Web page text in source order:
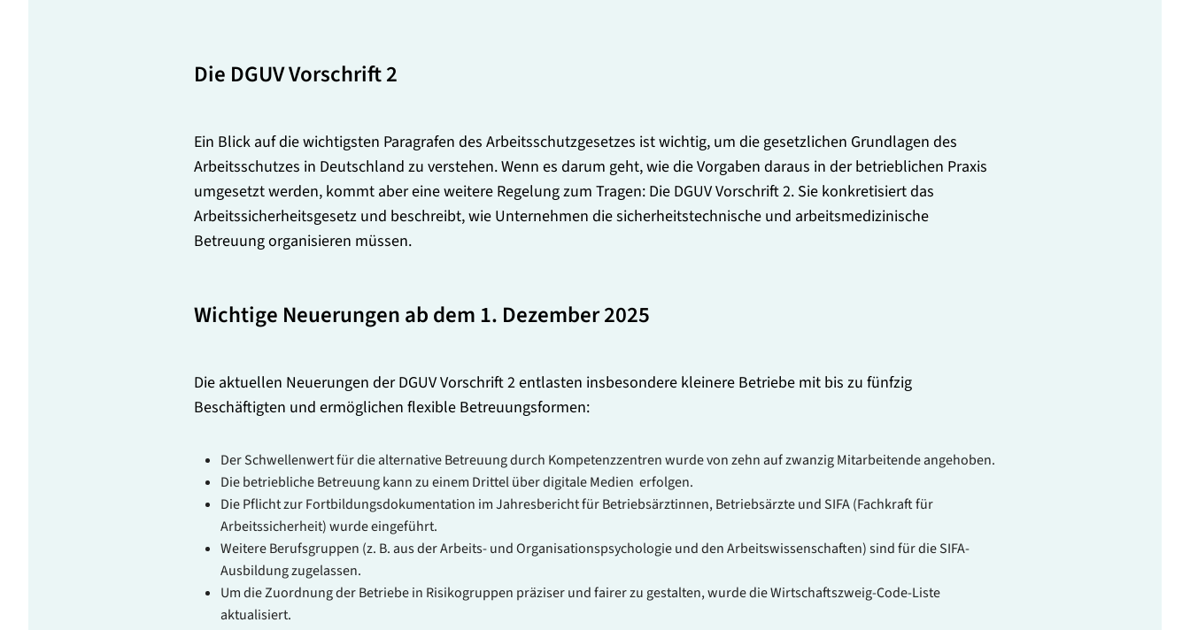
Die DGUV Vorschrift 2
Ein Blick auf die wichtigsten Paragrafen des Arbeitsschutzgesetzes ist wichtig, um die gesetzlichen Grundlagen des
Arbeitsschutzes in Deutschland zu verstehen. Wenn es darum geht, wie die Vorgaben daraus in der betrieblichen Praxis
umgesetzt werden, kommt aber eine weitere Regelung zum Tragen: Die DGUV Vorschrift 2. Sie konkretisiert das
Arbeitssicherheitsgesetz und beschreibt, wie Unternehmen die sicherheitstechnische und arbeitsmedizinische
Betreuung organisieren müssen.
Wichtige Neuerungen ab dem 1. Dezember 2025
Die aktuellen Neuerungen der DGUV Vorschrift 2 entlasten insbesondere kleinere Betriebe mit bis zu fünfzig
Beschäftigten und ermöglichen flexible Betreuungsformen:
Der Schwellenwert für die alternative Betreuung durch Kompetenzzentren wurde von zehn auf zwanzig Mitarbeitende angehoben.
Die betriebliche Betreuung kann zu einem Drittel über digitale Medien erfolgen.
Die Pflicht zur Fortbildungsdokumentation im Jahresbericht für Betriebsärztinnen, Betriebsärzte und SIFA (Fachkraft für
Arbeitssicherheit) wurde eingeführt.
Weitere Berufsgruppen (z. B. aus der Arbeits- und Organisationspsychologie und den Arbeitswissenschaften) sind für die SIFA-
Ausbildung zugelassen.
Um die Zuordnung der Betriebe in Risikogruppen präziser und fairer zu gestalten, wurde die Wirtschaftszweig-Code-Liste
aktualisiert.